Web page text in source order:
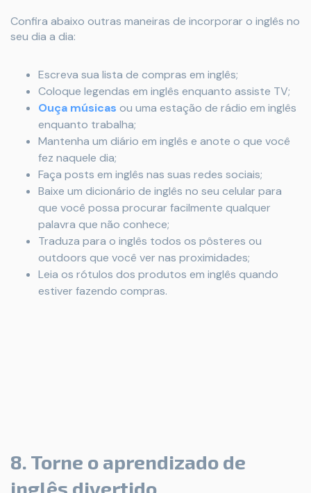
Confira abaixo outras maneiras de incorporar o inglês no
seu dia a dia:
Escreva sua lista de compras em inglês;
Coloque legendas em inglês enquanto assiste TV;
Ouça músicas ou uma estação de rádio em inglês
enquanto trabalha;
Mantenha um diário em inglês e anote o que você
fez naquele dia;
Faça posts em inglês nas suas redes sociais;
Baixe um dicionário de inglês no seu celular para
que você possa procurar facilmente qualquer
palavra que não conhece;
Traduza para o inglês todos os pôsteres ou
outdoors que você ver nas proximidades;
Leia os rótulos dos produtos em inglês quando
estiver fazendo compras.
8. Torne o aprendizado de
inglês divertido